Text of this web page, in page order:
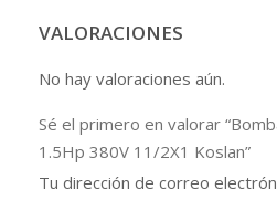
VALORACIONES
No hay valoraciones aún.
Sé el primero en valorar
1.5Hp 380V 11/2X1 Koslan”
Tu dirección de correo